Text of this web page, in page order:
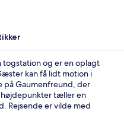
togstation og er en oplagt
kan få lidt motion i
på Gaumenfreund, der
tæller en
Rejsende er vilde med